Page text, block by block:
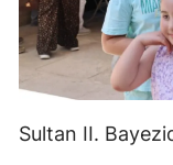
Sultan II.